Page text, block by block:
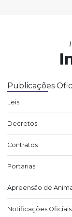
Publicações
Leis
Decretos
Contratos
Portarias
Apreensão de
Notificações Oficiais